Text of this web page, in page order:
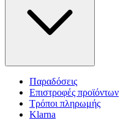
Παραδόσεις
Επιστροφές προϊόντων
Τρόποι πληρωμής
Klarna